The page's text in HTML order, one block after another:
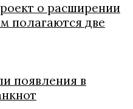
о расширении
полагаются две
появления в